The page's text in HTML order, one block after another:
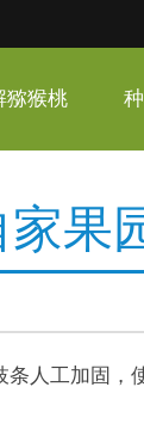
猕猴桃
果
人工加固，